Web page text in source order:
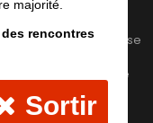
pour me faire
veux qu’on me baise
fait, viril, une bete
que je suis tu ne
[…]